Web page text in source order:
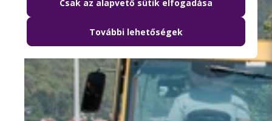
Csak az alapvető sütik elfogadása
További lehetőségek